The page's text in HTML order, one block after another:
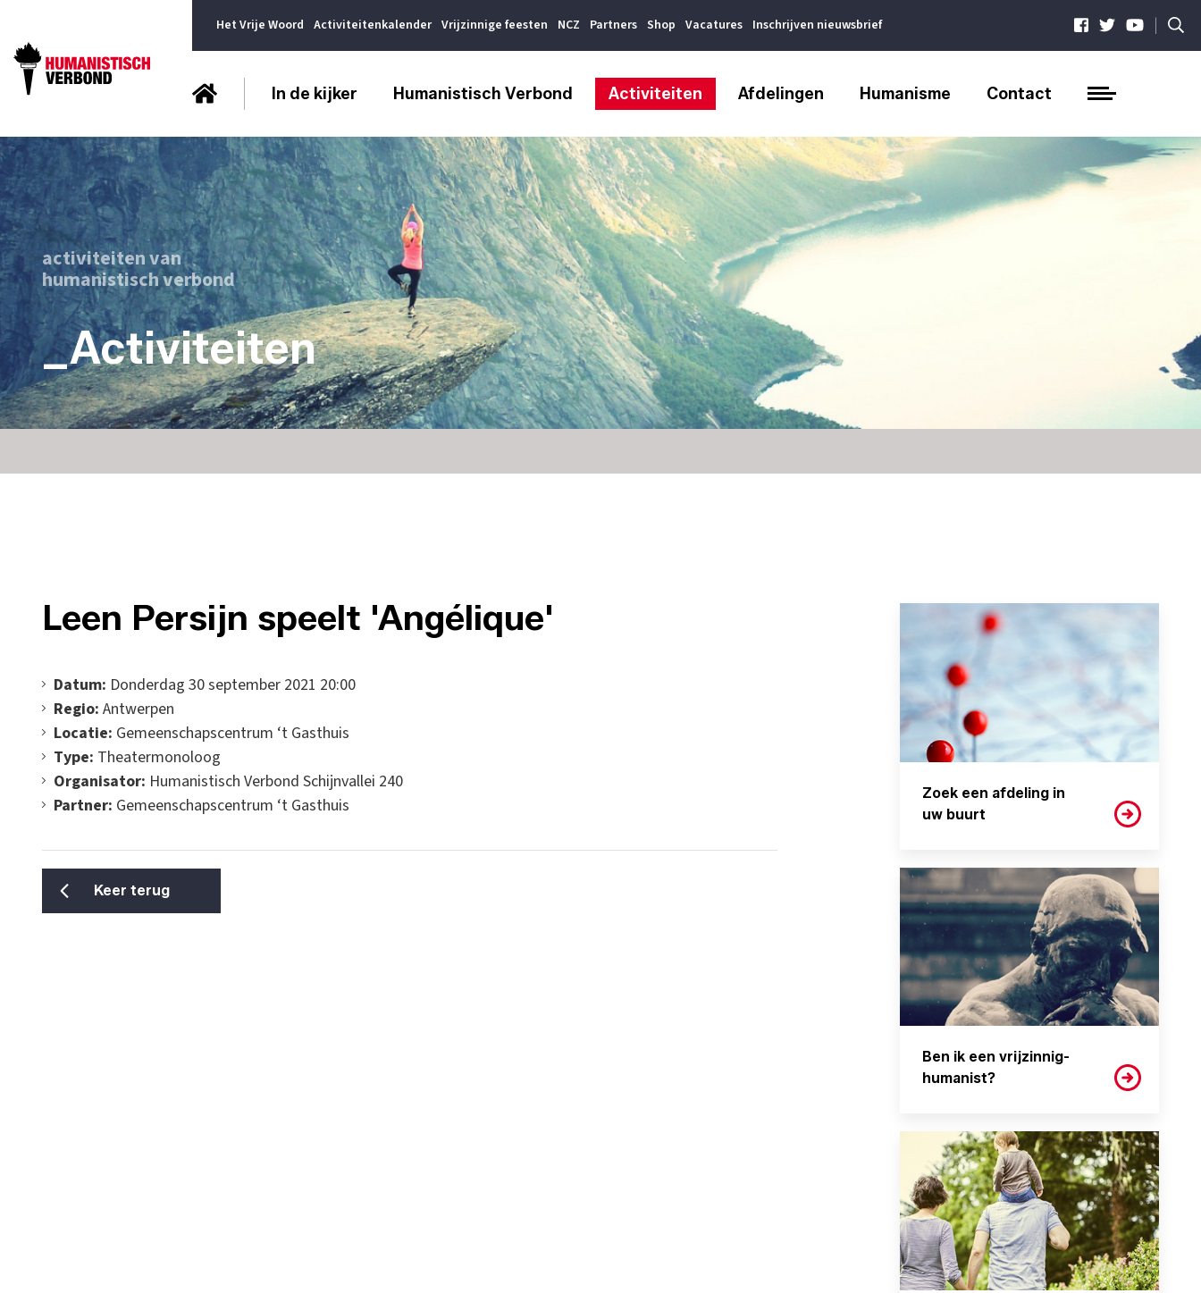
Het Vrije Woord Activiteitenkalender Vrijzinnige feesten NCZ Partners Shop Vacatures Inschrijven nieuwsbrief |
In de kijker Humanistisch Verbond Activiteiten Afdelingen Humanisme Contact
activiteiten van
humanistisch verbond
_Activiteiten
Leen Persijn speelt 'Angélique'
Datum: Donderdag 30 september 2021 20:00
Regio: Antwerpen
Locatie: Gemeenschapscentrum ‘t Gasthuis
Type: Theatermonoloog
Organisator: Humanistisch Verbond Schijnvallei 240
Partner: Gemeenschapscentrum ‘t Gasthuis
Keer terug
Zoek een afdeling in
uw buurt
Ben ik een vrijzinnig-
humanist?